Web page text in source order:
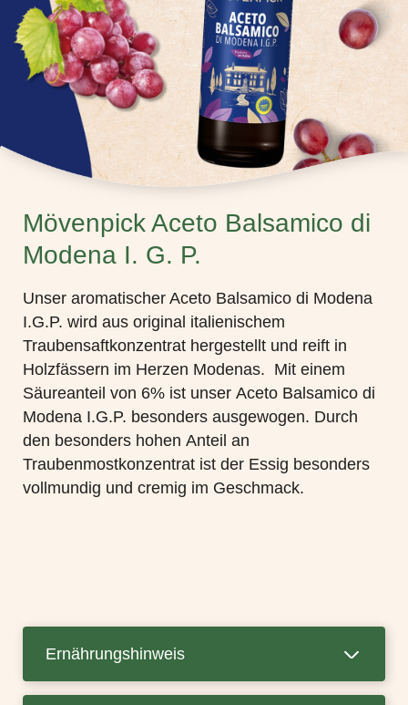
Mövenpick Aceto Balsamico di
Modena I. G. P.
Unser aromatischer Aceto Balsamico di Modena
I.G.P. wird aus original italienischem
Traubensaftkonzentrat hergestellt und reift in
Holzfässern im Herzen Modenas. Mit einem
Säureanteil von 6% ist unser Aceto Balsamico di
Modena I.G.P. besonders ausgewogen. Durch
den besonders hohen Anteil an
Traubenmostkonzentrat ist der Essig besonders
vollmundig und cremig im Geschmack.
Ernährungshinweis